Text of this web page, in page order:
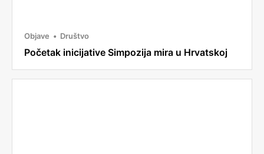
Objave Društvo
Početak inicijative Simpozija mira u Hrvatskoj